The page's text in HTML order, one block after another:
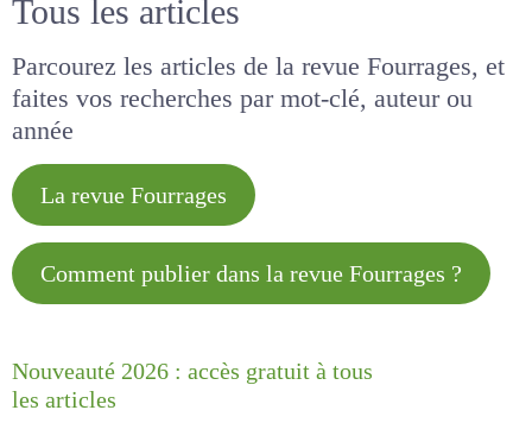
Tous les articles
Parcourez les articles de la revue Fourrages, et
faites vos recherches par mot-clé, auteur ou
année
La revue Fourrages
Comment publier dans la revue
Nouveauté 2026 : accès gratuit à